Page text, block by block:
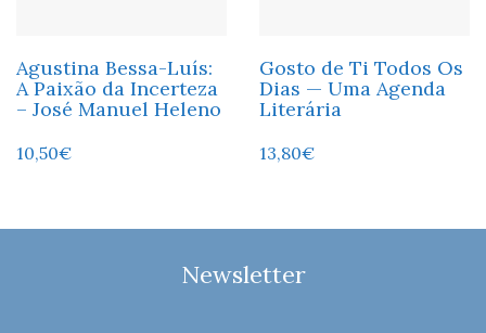
Agustina Bessa-Luís:
A Paixão da Incerteza
– José Manuel Heleno
10,50€
Gosto de Ti Todos Os
Dias — Uma Agenda
Literária
13,80€
Newsletter